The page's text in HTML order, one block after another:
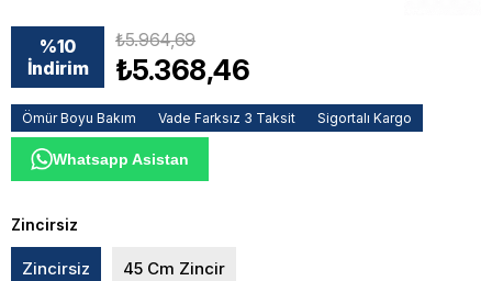
%10
İndirim
₺5.964,69
₺5.368,46
Ömür Boyu Bakım Vade Farksız 3 Taksit Sigortalı Kargo
Whatsapp Asistan
Zincirsiz
Zincirsiz 45 Cm Zincir